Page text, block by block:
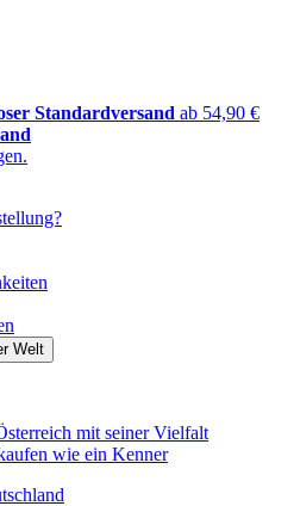
Standardversand ab 54,90 €
mit seiner Vielfalt
wie ein Kenner